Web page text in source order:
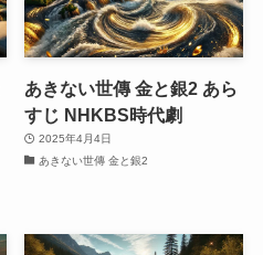
あきない世傳 金と銀2 あら
すじ NHKBS時代劇
2025年4月4日
あきない世傳 金と銀2